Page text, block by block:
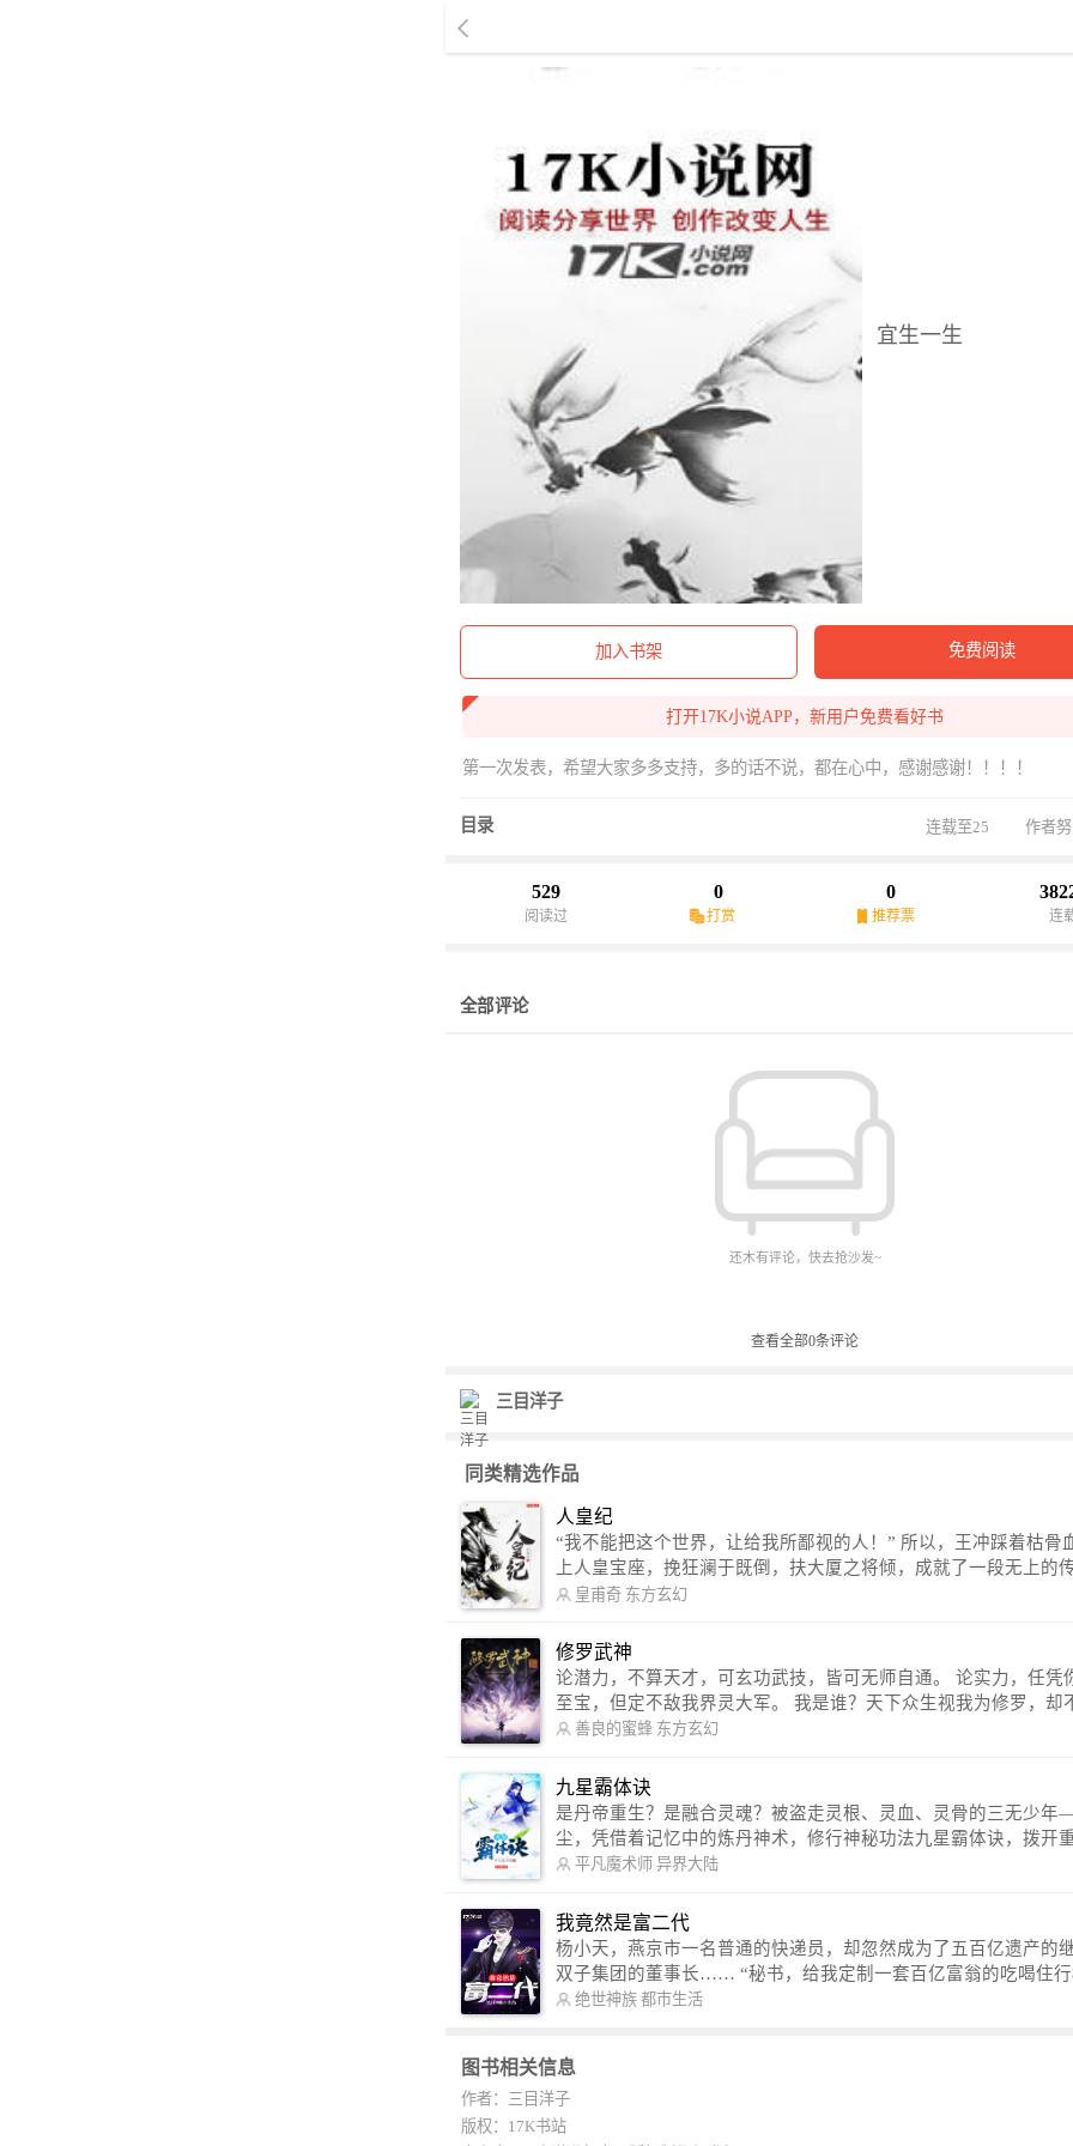
宜生一生
加入书架 免费阅读
打开17K小说APP，新用户免费看好书
第一次发表，希望大家多多支持，多的话不说，都在心中，感谢感谢！！！！
目录 连载至25 作者
529
阅读过
0
打赏
0
推荐票 连
全部评论
还木有评论，快去抢沙发~
查看全部0条评论
三目洋子
同类精选作品
人皇纪
“我不能把这个世界，让给我所鄙视的人！” 所以，王冲踩着枯骨血海，踏
上人皇宝座，挽狂澜于既倒，扶大厦之将倾，成就了一段无上的传
信公众号：皇甫奇 （微信号：huangfuqi1985） 新浪微博：皇甫奇（地址：
皇甫奇 东方玄幻
修罗武神
论潜力，不算天才，可玄功武技，皆可无师自通。 论实力，任凭你有万千
至宝，但定不敌我界灵大军。 我是谁？天下众生视我为修罗，却不知，我
以修罗成武神。 （想看修罗武神番外，请关注蜜蜂微信公众号：善良的蜜
善良的蜜蜂 东方玄幻
九星霸体诀
是丹帝重生？是融合灵魂？被盗走灵根、灵血、灵骨的三无少
尘，凭借着记忆中的炼丹神术，修行神秘功法九星霸体诀，拨开
雾，解开惊天之局。 手掌天地乾坤，脚踏日月星辰，勾搭各色美女，
哭。 本故事纯属虚构，如有雷同，那就是真事儿，想要对号入座，抓
紧时间进群：487963015 微信公众号：平凡魔术师,或者搜索：
ushi1982,公众号上有问必答，福利多多！
平凡魔术师 异界大陆
我竟然是富二代
杨小天，燕京市一名普通的快递员，却忽然成为了五百亿遗产的
双子集团的董事长…… “秘书，给我定制一套百亿富翁的吃喝住行标准！”
“好的，杨总。” “你晚上在我的床上安排五个嫩模是怎么回事？” “回杨总，
办不到的。
绝世神族 都市生活
图书相关信息
作者：三目洋子
版权：17K书站